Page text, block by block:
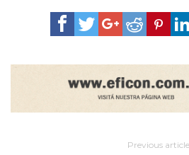
Previous article